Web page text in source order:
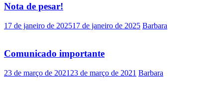
Nota de pesar!
17 de janeiro de 202517 de janeiro de 2025 Barbara
Comunicado importante
23 de março de 2021 23 de março de 2021 Barbara